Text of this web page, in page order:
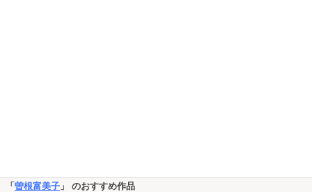
「 曽根富美子 」 のおすすめ作品